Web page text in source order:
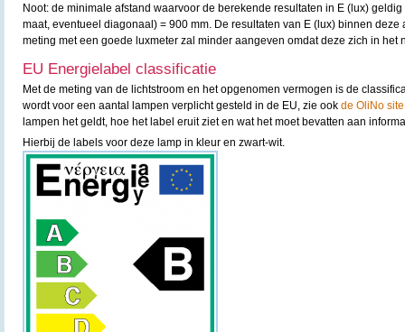
Noot: de minimale afstand waarvoor de berekende resultaten in E (lux)
maat, eventueel diagonaal) = 900 mm. De resultaten van E (lux) binnen deze
meting met een goede luxmeter zal minder aangeven omdat deze zich in het
EU Energielabel classificatie
Met de meting van de lichtstroom en het opgenomen vermogen is de
wordt voor een aantal lampen verplicht gesteld in de EU, zie ook de OliNo site
lampen het geldt, hoe het label eruit ziet en wat het moet bevatten aan
Hierbij de labels voor deze lamp in kleur en zwart-wit.